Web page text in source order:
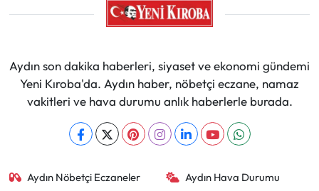
Aydın son dakika haberleri, siyaset ve ekonomi gündemi
Yeni Kıroba'da. Aydın haber, nöbetçi eczane, namaz
vakitleri ve hava durumu anlık haberlerle burada.
Aydın Nöbetçi Eczaneler Aydın Hava Durumu